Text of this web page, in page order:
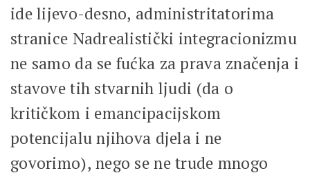
ide lijevo-desno, administritatorima
stranice Nadrealistički integracionizmu
ne samo da se fućka za prava značenja i
stavove tih stvarnih ljudi (da o
kritičkom i emancipacijskom
potencijalu njihova djela i ne
govorimo), nego se ne trude mnogo